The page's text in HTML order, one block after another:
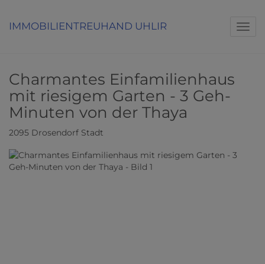
Charmantes Einfamilienhaus
mit riesigem Garten - 3 Geh-
Minuten von der Thaya
2095 Drosendorf Stadt